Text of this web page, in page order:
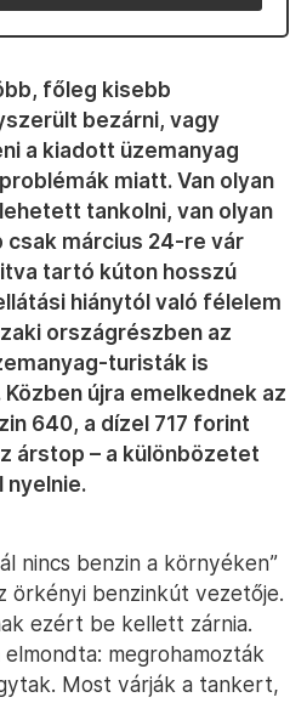
főleg kisebb
bezárni, vagy
a kiadott üzemanyag
miatt. Van olyan
tankolni, van olyan
csak március 24-re vár
tartó kúton hosszú
hiánytól való félelem
országrészben az
turisták is
újra emelkednek az
640, a dízel 717 forint
árstop – a különbözetet
nyelnie.
nincs benzin a környéken”
örkényi benzinkút vezetője.
ezért be kellett zárnia.
megrohamozták
Most várják a tankert,